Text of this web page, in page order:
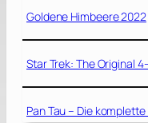
Goldene Himbeere 2022
Star Trek: The Original
Pan Tau – Die komplette